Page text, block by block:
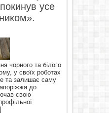
усе
чорного та білого
у своїх роботах
та залишає саму
до
свою